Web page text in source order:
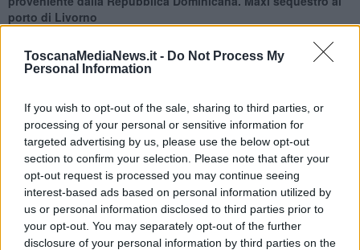
ToscanaMediaNews.it - Do Not Process My
Personal Information
If you wish to opt-out of the sale, sharing to third parties, or
processing of your personal or sensitive information for
targeted advertising by us, please use the below opt-out
section to confirm your selection. Please note that after your
opt-out request is processed you may continue seeing
interest-based ads based on personal information utilized by
us or personal information disclosed to third parties prior to
your opt-out. You may separately opt-out of the further
disclosure of your personal information by third parties on the
porto di Livorno
LIVORNO —
L'ufficio dogane e la guardia di finanza scrivono un
nuovo capitolo sul libro della lotta al
narcotraffico
al porto di
Livorno. Il 18maggio sono infatti stati sequestrati17,5 chilidi
codeina, un oppiaceo molto vicino alla morfina, utilizzato come
sostanza da taglio per la cocaina oppure trasformato in eroina.
La sostanza era giunta ad opera di trafficanti, in Italia
all’interno di un container carico di torba di cocco
proveniente dalla Repubblica Dominicana .